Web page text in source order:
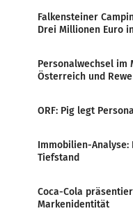
Falkensteiner
Drei Millionen Euro
Personalwechsel im
Österreich und
ORF: Pig legt
Immobilien-
Tiefstand
Coca-Cola
Markenidentität